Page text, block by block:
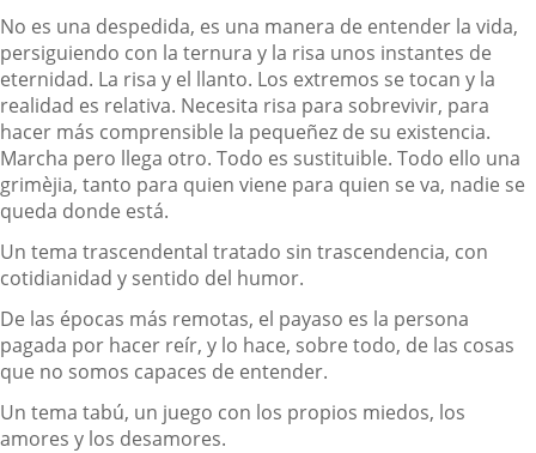
No es una despedida, es una manera de entender la vida,
persiguiendo con la ternura y la risa unos instantes de
eternidad. La risa y el llanto. Los extremos se tocan y la
realidad es relativa. Necesita risa para sobrevivir, para
hacer más comprensible la pequeñez de su existencia.
Marcha pero llega otro. Todo es sustituible. Todo ello una
grimèjia, tanto para quien viene para quien se va, nadie se
queda donde está.
Un tema trascendental tratado sin trascendencia, con
cotidianidad y sentido del humor.
De las épocas más remotas, el payaso es la persona
pagada por hacer reír, y lo hace, sobre todo, de las cosas
que no somos capaces de entender.
Un tema tabú, un juego con los propios miedos, los
amores y los desamores.